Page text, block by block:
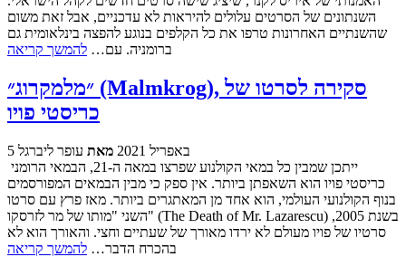
השנתונים של הסרטים עלולים להיראות לא עדכניים, אבל זאת משום
שהשנתיים האחרונות טרפו את כל הקלפים בנוגע להפצה בינלאומית גם
ברומניה. עם… להמשך קריאה
״מלמקרוג״ (Malmkrog), סקירה לסרטו של
כריסטי פויו
5 באפריל 2021 מאת עופר ליברגל
כריסטי פויו הוא השאפתן ביותר. אין ספק כי מבין הבמאים המפורסמים
בנוף הקולנועי העולמי, הוא אחד מן המאתגרים ביותר. מאז פרץ עם סרטו
השני "מותו של מר לזרסקו" (The Death of Mr. Lazarescu) בשנת 2005,
סרטיו של פויו מעולם לא ירדו מאורך של שעתיים וחצי. והאורך הוא לא
בהכרח הדבר… להמשך קריאה